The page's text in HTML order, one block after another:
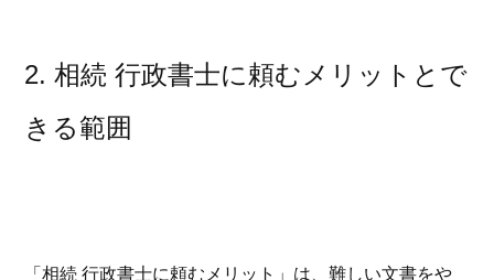
2. 相続 行政書士に頼むメリットとで
きる範囲
「相続 行政書士に頼むメリット」は、難しい文書をや